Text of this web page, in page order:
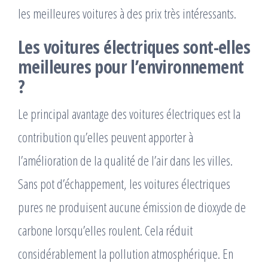
les meilleures voitures à des prix très intéressants.
Les voitures électriques sont-elles
meilleures pour l’environnement
?
Le principal avantage des voitures électriques est la
contribution qu’elles peuvent apporter à
l’amélioration de la qualité de l’air dans les villes.
Sans pot d’échappement, les voitures électriques
pures ne produisent aucune émission de dioxyde de
carbone lorsqu’elles roulent. Cela réduit
considérablement la pollution atmosphérique. En